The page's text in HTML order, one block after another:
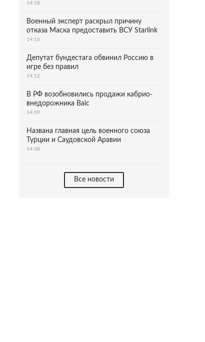
14:18
Военный эксперт раскрыл причину
отказа Маска предоставить ВСУ Starlink
14:16
Депутат бундестага обвинил Россию в
игре без правил
14:12
В РФ возобновились продажи кабрио-
внедорожника Baic
14:09
Названа главная цель военного союза
Турции и Саудовской Аравии
14:08
Все новости